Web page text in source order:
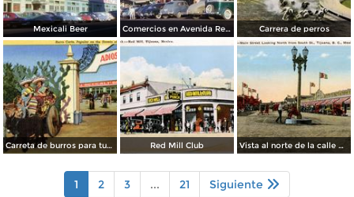
Mexicali Beer Comercios en Avenida Revolución Carrera de perros
Carreta de burros para turistas Red Mill Club Vista al norte de la calle principal, desde la Calle Sur
1 2 3 ... 21 Siguiente